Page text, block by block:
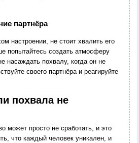
партнёра
настроении, не стоит хвалить его
попытайтесь создать атмосферу
насаждать похвалу, когда он не
своего партнёра и реагируйте
похвала не
может просто не сработать, и это
что каждый человек уникален, и